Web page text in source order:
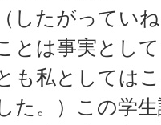
（したがってい
とは事実とし
も私としては
た。）この学